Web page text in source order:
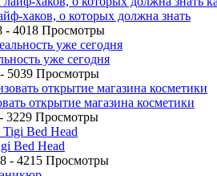
хаков, о которых должна знать
- 4018 Просмотры
уже сегодня
- 5039 Просмотры
открытие магазина косметики
- 3229 Просмотры
Bed Head
- 4215 Просмотры